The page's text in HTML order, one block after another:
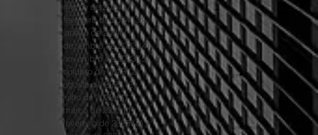
março de 2024 (7)7 posts
fevereiro de 2024 (3)3 posts
janeiro de 2024 (1)1 post
dezembro de 2023 (4)4 posts
novembro de 2023 (5)5 posts
outubro de 2023 (2)2 posts
agosto de 2023 (2)2 posts
julho de 2023 (4)4 posts
março de 2023 (1)1 post
fevereiro de 2023 (8)8 posts